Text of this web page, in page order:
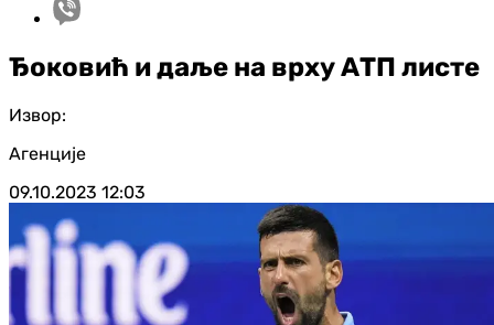
Ђоковић и даље на врху АТП листе
Извор:
Агенције
09.10.2023 12:03